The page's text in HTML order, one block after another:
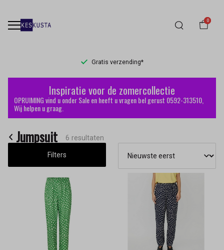
0
Gratis verzending*
Jumpsuit
Keskusta
Inspiratie voor de zomercollectie
OPRUIMING vind u onder Sale en heeft u vragen bel gerust 0592-313510,
Wij helpen u graag.
Jumpsuit 6 resultaten
Filters